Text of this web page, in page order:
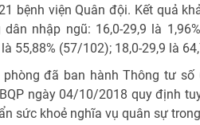
bệnh viện Quân đội. Kết quả
nhập ngũ: 16,0-29,9 là
55,88% (57/102); 18,0-29,9 là
đã ban hành Thông tư
ngày 04/10/2018 quy định
sức khoẻ nghĩa vụ quân sự